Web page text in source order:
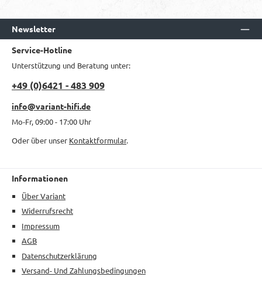
Newsletter
Service-Hotline
Unterstützung und Beratung unter:
+49 (0)6421 - 483 909
info@variant-hifi.de
Mo-Fr, 09:00 - 17:00 Uhr
Oder über unser Kontaktformular.
Informationen
Über Variant
Widerrufsrecht
Impressum
AGB
Datenschutzerklärung
Versand- Und Zahlungsbedingungen